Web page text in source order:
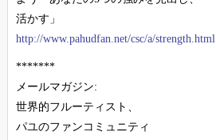
活かす」
http://www.pahudfan.net/csc/a/strength.html
*******
メールマガジン:
世界的フルーティスト、
パユのファンコミュニティ